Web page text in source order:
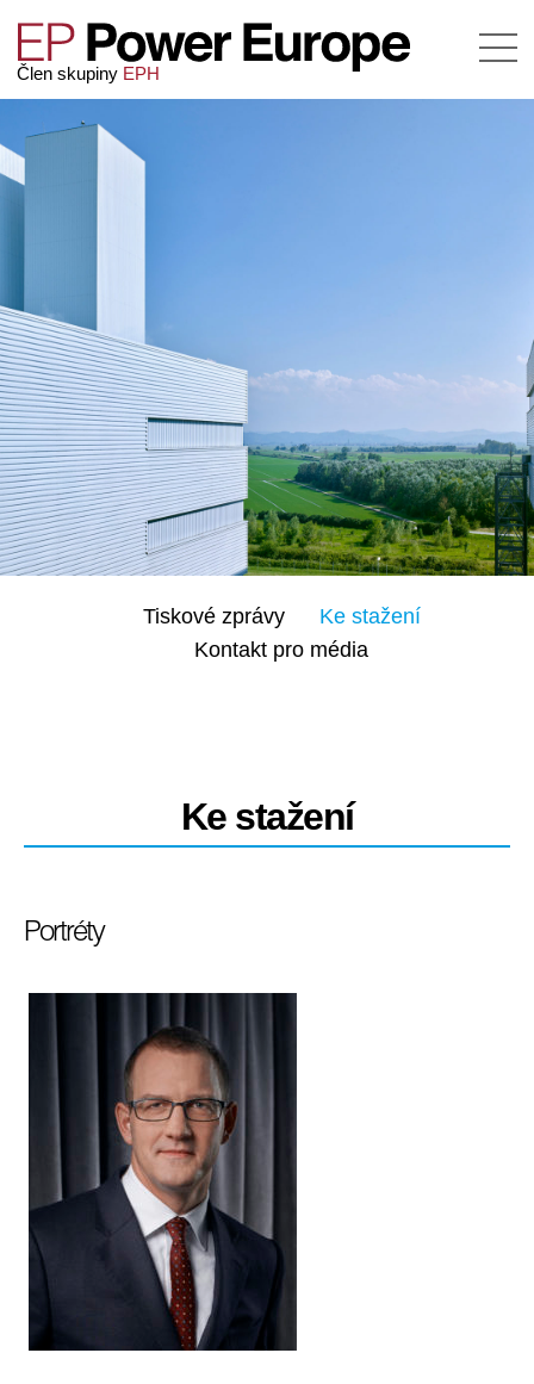
Člen skupiny EPH
Tiskové zprávy
Ke stažení
Kontakt pro média
Ke stažení
Portréty